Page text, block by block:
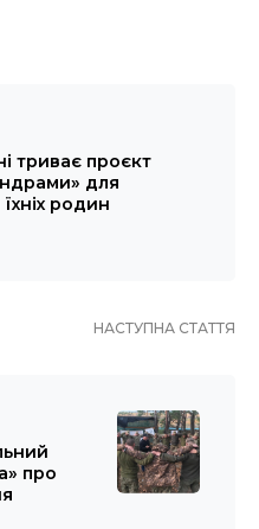
триває проєкт
для
їхніх родин
НАСТУПНА СТАТТЯ
про